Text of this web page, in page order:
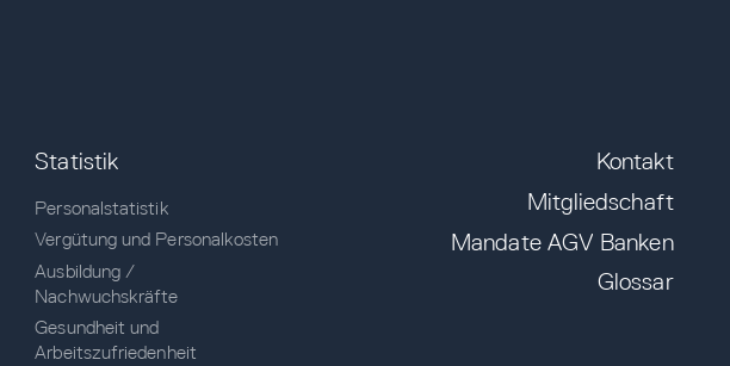
Statistik
Personalstatistik
Vergütung und Personalkosten
Ausbildung /
Nachwuchskräfte
Gesundheit und
Arbeitszufriedenheit
Kontakt
Mitgliedschaft
Mandate AGV Banken
Glossar